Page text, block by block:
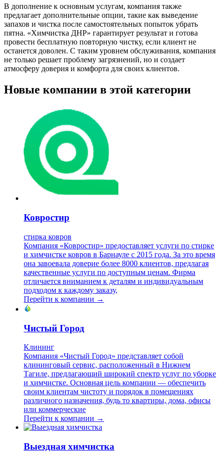
В дополнение к основным услугам, компания также
предлагает дополнительные опции, такие как выведение
запахов и чистка после самостоятельных попыток убрать
пятна. «Химчистка ДНР» гарантирует результат и готова
провести бесплатную повторную чистку, если клиент не
останется доволен. С таким уровнем обслуживания, компания
не только решает проблему загрязнений, но и создает
атмосферу доверия и комфорта для своих клиентов.
Новые компании в этой категории
Ковростир
стирка ковров
Компания «Ковростир» предоставляет услуги по стирке
и химчистке ковров в Барнауле с 2015 года. За это время
она завоевала доверие более 8000 клиентов, предлагая
качественные услуги по доступным ценам. Фирма
отличается вниманием к деталям и индивидуальным
подходом к каждому заказу,
Перейти к компании →
Чистый Город
Клининг
Компания «Чистый Город» представляет собой
клининговый сервис, расположенный в Нижнем
Тагиле, предлагающий широкий спектр услуг по уборке
и химчистке. Основная цель компании — обеспечить
своим клиентам чистоту и порядок в помещениях
различного назначения, будь то квартиры, дома, офисы
или коммерческие
Перейти к компании →
Выездная химчистка